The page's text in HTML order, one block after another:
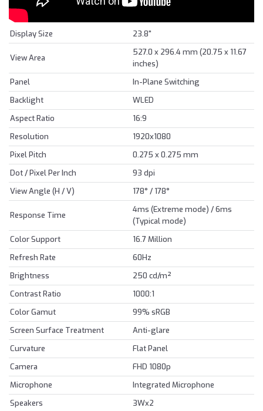
Display Size 23.8"
View Area
527.0 x 296.4 mm (20.75 x 11.67
inches)
Panel
In-Plane Switching
Backlight
WLED
Aspect Ratio
16:9
Resolution
1920x1080
Pixel Pitch
0.275 x 0.275 mm
Dot / Pixel Per Inch
93 dpi
View Angle (H / V)
178° / 178°
Response Time
4ms (Extreme mode) / 6ms
(Typical mode)
Color Support
16.7 Million
Refresh Rate
60Hz
Brightness
250 cd/m²
Contrast Ratio
1000:1
Color Gamut
99% sRGB
Screen Surface Treatment
Anti-glare
Curvature
Flat Panel
Camera
FHD 1080p
Microphone
Integrated Microphone
Speakers
3Wx2